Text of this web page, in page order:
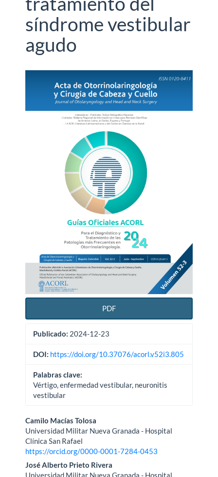
síndrome vestibular
agudo
Barra
lateral
del
artículo
PDF
Publicado: 2024-12-23
DOI: https://doi.org/10.37076/acorl.v52i3.805
Palabras clave:
Vértigo, enfermedad vestibular, neuronitis
vestibular
Contenido
principal
del
Camilo Macías Tolosa
Universidad Militar Nueva Granada - Hospital
Clínica San Rafael
https://orcid.org/0000-0001-7284-0453
José Alberto Prieto Rivera
Universidad Militar Nueva Granada - Hospital